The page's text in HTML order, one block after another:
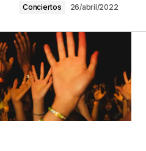
Conciertos 26/abril/2022